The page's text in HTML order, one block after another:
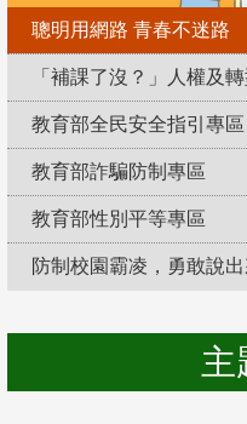
聰明用網路 青春不迷路
「補課了沒？」人權及
教育部全民安全指引專區
教育部詐騙防制專區
教育部性別平等專區
防制校園霸凌，勇敢說出
主